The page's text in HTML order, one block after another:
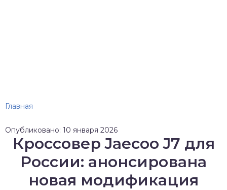
Главная
Опубликовано: 10 января 2026
Кроссовер Jaecoo J7 для
России: анонсирована
новая модификация